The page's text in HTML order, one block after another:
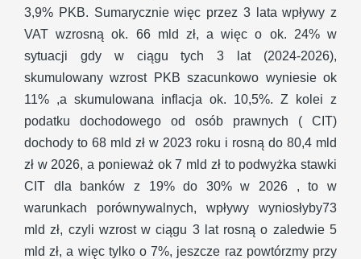
3,9% PKB. Sumarycznie więc przez 3 lata wpływy z
VAT wzrosną ok. 66 mld zł, a więc o ok. 24% w
sytuacji gdy w ciągu tych 3 lat (2024-2026),
skumulowany wzrost PKB szacunkowo wyniesie ok
11% ,a skumulowana inflacja ok. 10,5%. Z kolei z
podatku dochodowego od osób prawnych ( CIT)
dochody to 68 mld zł w 2023 roku i rosną do 80,4 mld
zł w 2026, a ponieważ ok 7 mld zł to podwyżka stawki
CIT dla banków z 19% do 30% w 2026 , to w
warunkach porównywalnych, wpływy wyniosłyby73
mld zł, czyli wzrost w ciągu 3 lat rosną o zaledwie 5
mld zł, a więc tylko o 7%, jeszcze raz powtórzmy przy